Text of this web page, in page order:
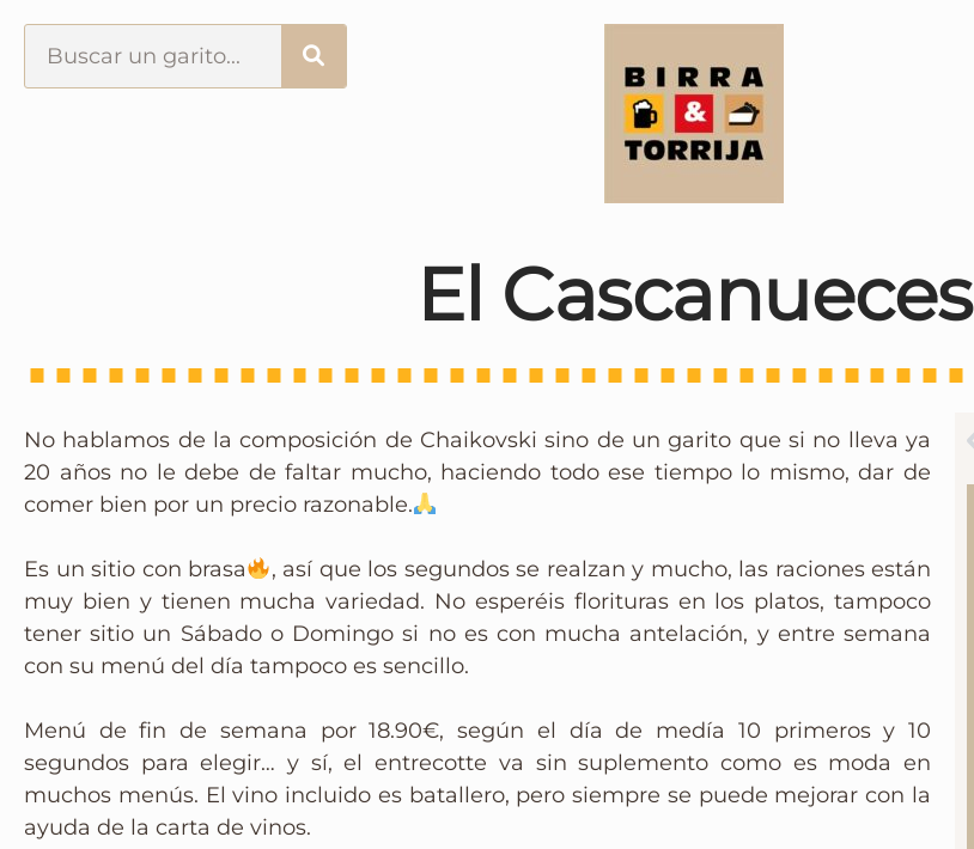
Todos los garitos
Se me apetece…
Por el mundo
Contactar
Instagram
El Cascanueces
No hablamos de la composición de Chaikovski sino de un garito que si no lleva ya
20 años no le debe de faltar mucho, haciendo todo ese tiempo lo mismo, dar de
comer bien por un precio razonable.
Es un sitio con brasa
, así que los segundos se realzan y mucho, las raciones están
muy bien y tienen mucha variedad. No esperéis florituras en los platos, tampoco
tener sitio un Sábado o Domingo si no es con mucha antelación, y entre semana
con su menú del día tampoco es sencillo.
Menú de fin de semana por 18.90€, según el día de medía 10 primeros y 10
segundos para elegir… y sí, el entrecotte va sin suplemento como es moda en
muchos menús. El vino incluido es batallero, pero siempre se puede mejorar con la
ayuda de la carta de vinos.